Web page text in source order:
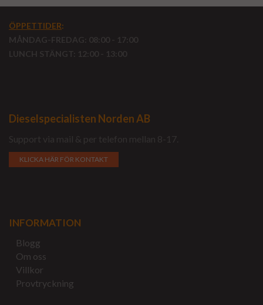
ÖPPETTIDER:
MÅNDAG-FREDAG: 08:00 - 17:00
LUNCH STÄNGT: 12:00 - 13:00
Dieselspecialisten Norden AB
Support via mail & per telefon mellan 8-17.
KLICKA HÄR FÖR KONTAKT
INFORMATION
Blogg
Om oss
Villkor
Provtryckning